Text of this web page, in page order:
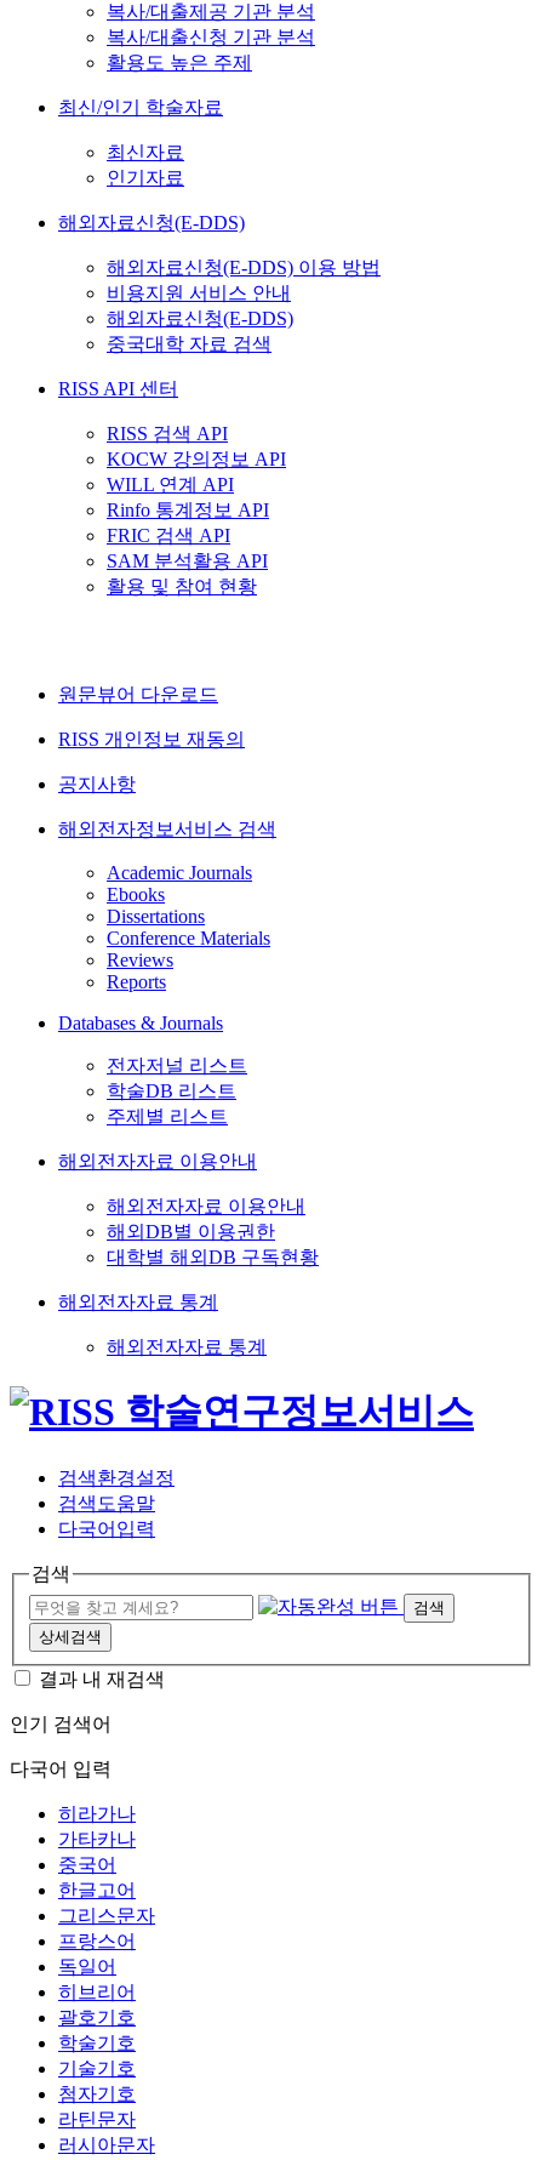
복사/대출제공 기관 분석
복사/대출신청 기관 분석
활용도 높은 주제
최신/인기 학술자료
최신자료
인기자료
해외자료신청(E-DDS)
해외자료신청(E-DDS) 이용 방법
비용지원 서비스 안내
해외자료신청(E-DDS)
중국대학 자료 검색
RISS API 센터
RISS 검색 API
KOCW 강의정보 API
WILL 연계 API
Rinfo 통계정보 API
FRIC 검색 API
SAM 분석활용 API
활용 및 참여 현황
원문뷰어 다운로드
RISS 개인정보 재동의
공지사항
해외전자정보서비스 검색
Academic Journals
Ebooks
Dissertations
Conference Materials
Reviews
Reports
Databases & Journals
전자저널 리스트
학술DB 리스트
주제별 리스트
해외전자자료 이용안내
해외전자자료 이용안내
해외DB별 이용권한
대학별 해외DB 구독현황
해외전자자료 통계
해외전자자료 통계
검색환경설정
검색도움말
다국어입력
검색
검색
상세검색
결과 내 재검색
인기 검색어
다국어 입력
히라가나
가타카나
중국어
한글고어
그리스문자
프랑스어
독일어
히브리어
괄호기호
학술기호
기술기호
첨자기호
라틴문자
러시아문자